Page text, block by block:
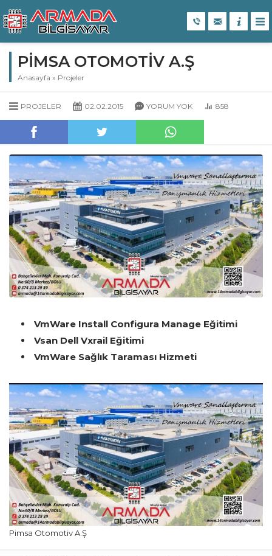
PİMSA OTOMOTİV A.Ş
Anasayfa » Projeler
PROJELER 02.02.2015 YORUM YOK 858
VmWare Install Configura Manage Eğitimi
Vsan Dell Vxrail Eğitimi
VmWare Sağlık Taraması Hizmeti
Pimsa Otomotiv A.Ş